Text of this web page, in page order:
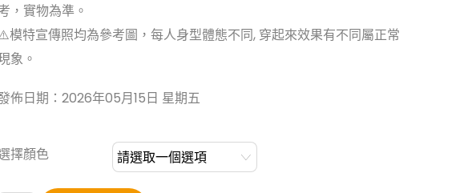
，實物為準。
模特宣傳照均為參考圖，每人身型體態不同, 穿起來效果有不同屬正常
象。
佈日期：2026年05月15日 星期五
擇顏色